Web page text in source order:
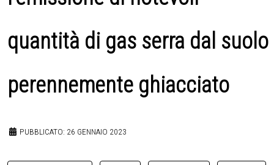
quantità di gas serra dal suolo
perennemente ghiacciato
PUBBLICATO: 26 GENNAIO 2023